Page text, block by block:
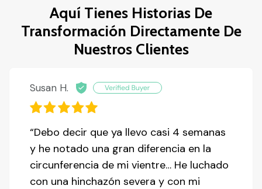
Aquí Tienes Historias De
Transformación Directamente De
Nuestros Clientes
Susan H.
“Debo decir que ya llevo casi 4 semanas
y he notado una gran diferencia en la
circunferencia de mi vientre… He luchado
con una hinchazón severa y con mi